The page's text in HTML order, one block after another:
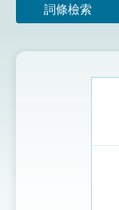
詞條檢索